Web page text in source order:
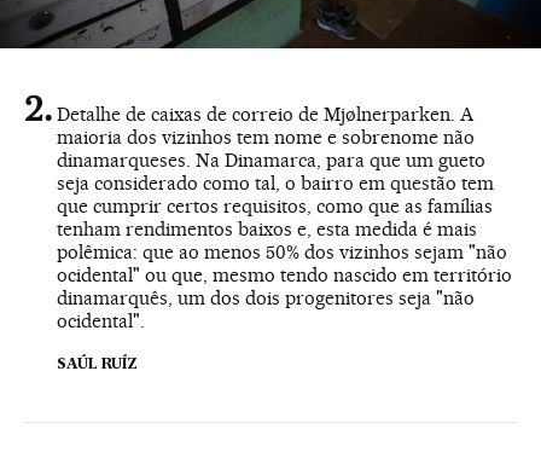
Detalhe de caixas de correio de Mjølnerparken. A
maioria dos vizinhos tem nome e sobrenome não
dinamarqueses. Na Dinamarca, para que um gueto
seja considerado como tal, o bairro em questão tem
que cumprir certos requisitos, como que as famílias
tenham rendimentos baixos e, esta medida é mais
polêmica: que ao menos 50% dos vizinhos sejam "não
ocidental" ou que, mesmo tendo nascido em território
dinamarquês, um dos dois progenitores seja "não
ocidental".
SAÚL RUÍZ